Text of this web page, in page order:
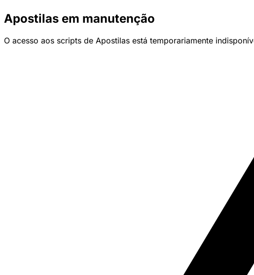
Apostilas em manutenção
O acesso aos scripts de Apostilas está temporariamente